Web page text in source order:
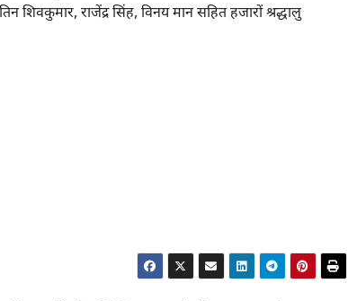
शिवकुमार, राजेंद्र सिंह, विनय मान सहित हजारों श्रद्धालु